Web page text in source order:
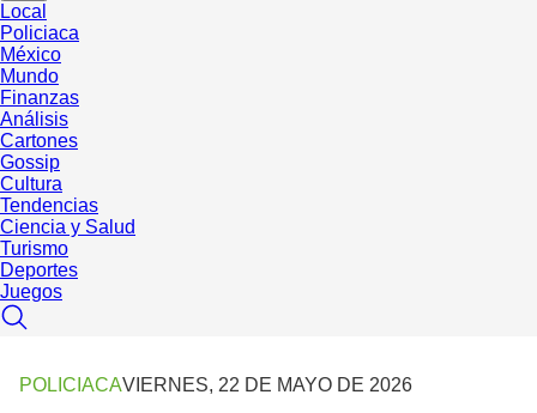
Local
Policiaca
México
Mundo
Finanzas
Análisis
Cartones
Gossip
Cultura
Tendencias
Ciencia y Salud
Turismo
Deportes
Juegos
POLICIACAVIERNES, 22 DE MAYO DE 2026